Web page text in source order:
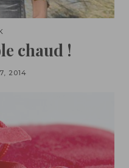
chaud !
2014